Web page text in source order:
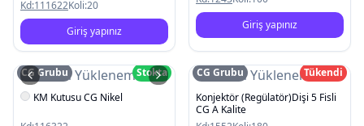
Kd:111622Koli:20
Giriş yapınız
Giriş yapınız
Resim Yüklenemedi
CG Grubu
Stokta
KM Kutusu CG Nikel
Resim Yüklenemedi
CG Grubu
Tükendi
Konjektör (Regülatör)Dişi 5 Fisli
CG A Kalite